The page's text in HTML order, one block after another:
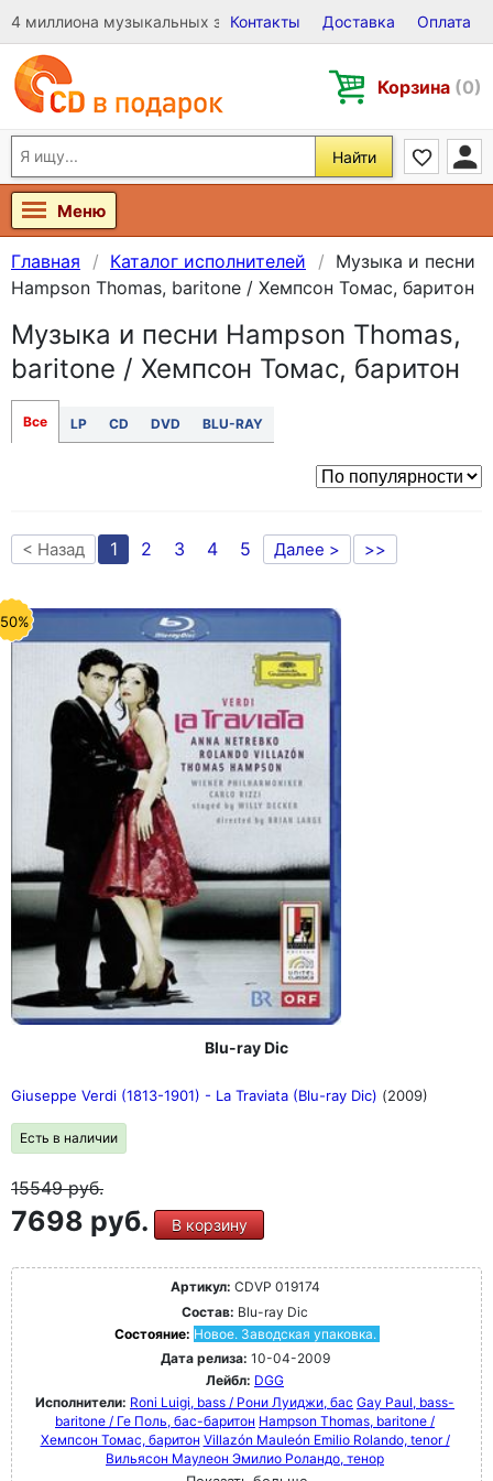
4 миллиона музыкальных записей на Виниле, CD и DVD
Контакты Доставка Оплата
Корзина (0)
Найти
Меню
Главная Каталог исполнителей
Музыка и песни
Hampson Thomas, baritone / Хемпсон Томас, баритон
Музыка и песни Hampson Thomas,
baritone / Хемпсон Томас, баритон
Все LP CD DVD BLU-RAY
< Назад 1 2 3 4 5 Далее > >>
Blu-ray Dic
Giuseppe Verdi (1813-1901) - La Traviata (Blu-ray Dic) (2009)
Есть в наличии
15549руб.
7698 руб. В корзину
Артикул: CDVP 019174
Состав: Blu-ray Dic
Состояние: Новое. Заводская упаковка.
Дата релиза: 10-04-2009
Лейбл: DGG
Исполнители: Roni Luigi, bass / Рони Луиджи, бас Gay Paul, bass-
baritone / Ге Поль, бас-баритон Hampson Thomas, baritone /
Хемпсон Томас, баритон Villazón Mauleón Emilio Rolando, tenor /
Вильясон Маулеон Эмилио Роландо, тенор